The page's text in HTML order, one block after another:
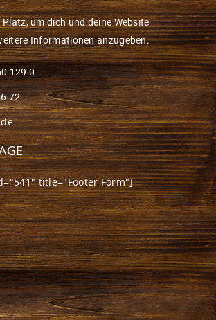
um dich und deine Website
Informationen anzugeben.
129 0
72
title="Footer Form"]